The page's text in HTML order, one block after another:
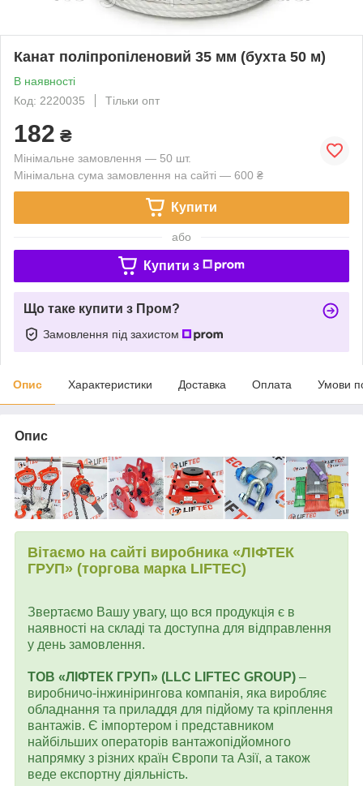
Канат поліпропіленовий 35 мм (бухта 50 м)
В наявності
Код: 2220035
Тільки опт
182 ₴
Мінімальне замовлення — 50 шт.
Мінімальна сума замовлення на сайті — 600 ₴
Купити
або
Купити з
Що таке купити з Пром?
Замовлення під захистом
Опис Характеристики Доставка Оплата Умови
Опис
Вітаємо на сайті виробника «ЛІФТЕК
ГРУП» (торгова марка LIFTEC)
Звертаємо Вашу увагу, що вся продукція є в
наявності на складі та доступна для відправлення
у день замовлення.
ТОВ «ЛІФТЕК ГРУП» (LLC LIFTEC GROUP) –
виробничо-інжинірингова компанія, яка виробляє
обладнання та приладдя для підйому та кріплення
вантажів. Є імпортером і представником
найбільших операторів вантажопідйомного
напрямку з різних країн Європи та Азії, а також
веде експортну діяльність.